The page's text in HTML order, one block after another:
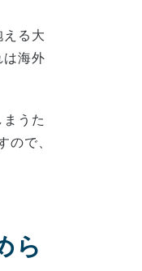
える大
は海外
うた
ので、
ら